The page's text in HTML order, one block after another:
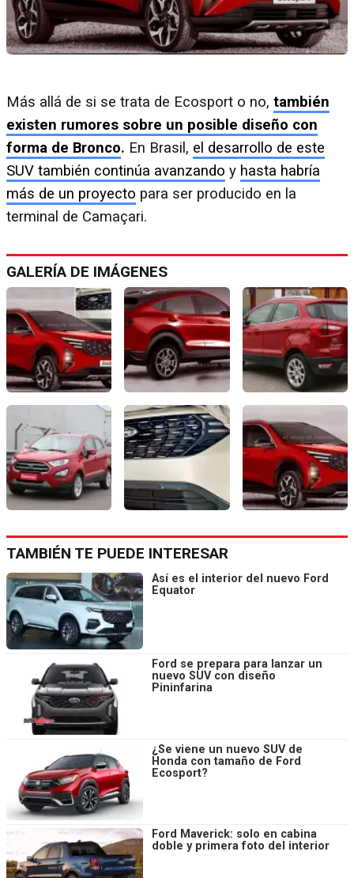
Más allá de si se trata de Ecosport o no, también
existen rumores sobre un posible diseño con
forma de Bronco. En Brasil, el desarrollo de este
SUV también continúa avanzando y hasta habría
más de un proyecto para ser producido en la
terminal de Camaçari.
GALERÍA DE IMÁGENES
TAMBIÉN TE PUEDE INTERESAR
Así es el interior del nuevo Ford
Equator
Ford se prepara para lanzar un
nuevo SUV con diseño
Pininfarina
¿Se viene un nuevo SUV de
Honda con tamaño de Ford
Ecosport?
Ford Maverick: solo en cabina
doble y primera foto del interior